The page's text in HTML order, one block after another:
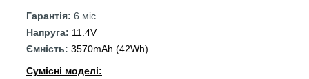
Гарантія: 6 міс.
Напруга: 11.4V
Ємність: 3570mAh (42Wh)
Сумісні моделі: